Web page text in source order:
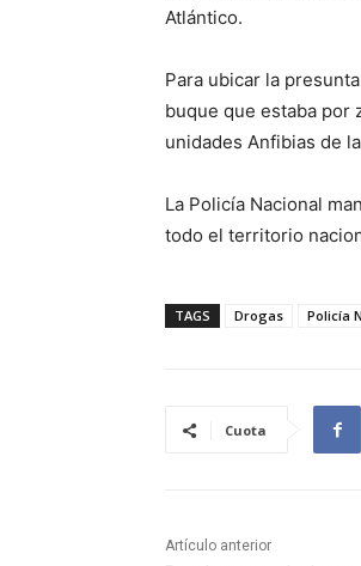
Atlántico.
Para ubicar la
buque que estaba por
unidades Anfibias de
La Policía Nacional
todo el territorio
TAGS Drogas Policía
Cuota
Artículo anterior